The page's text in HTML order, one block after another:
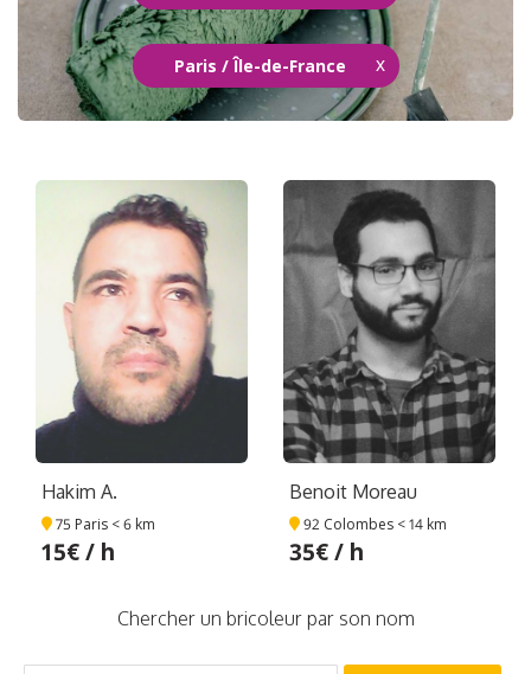
Paris / Île-de-France
Hakim A.
75 Paris < 6 km
15€ / h
Benoit Moreau
92 Colombes < 14 km
35€ / h
Chercher un bricoleur par son nom